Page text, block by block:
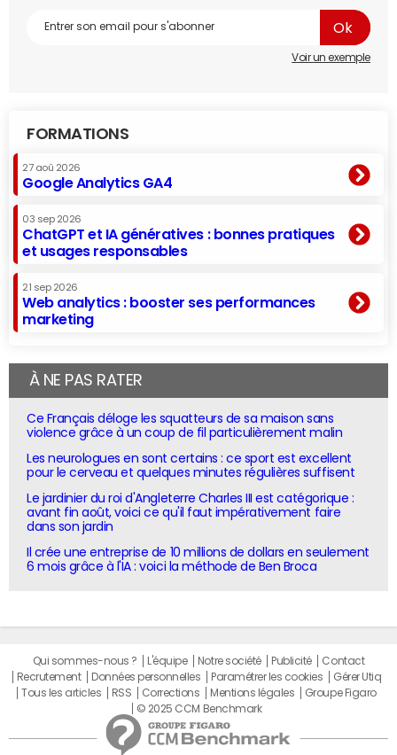
Voir un exemple
FORMATIONS
27 aoû 2026
Google Analytics GA4
03 sep 2026
ChatGPT et IA génératives : bonnes pratiques
et usages responsables
21 sep 2026
Web analytics : booster ses performances
marketing
À NE PAS RATER
Ce Français déloge les squatteurs de sa maison sans
violence grâce à un coup de fil particulièrement malin
Les neurologues en sont certains : ce sport est excellent
pour le cerveau et quelques minutes régulières suffisent
Le jardinier du roi d'Angleterre Charles III est catégorique :
avant fin août, voici ce qu'il faut impérativement faire
dans son jardin
Il crée une entreprise de 10 millions de dollars en seulement
6 mois grâce à l'IA : voici la méthode de Ben Broca
Qui sommes-nous ? L'équipe Notre société Publicité
Contact
Recrutement
Données personnelles Paramétrer les cookies
Gérer Utiq
Tous les articles
RSS Corrections Mentions légales
Groupe Figaro
© 2025 CCM Benchmark